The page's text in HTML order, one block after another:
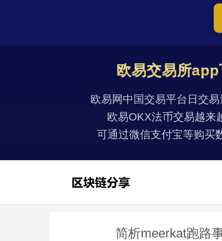
欧易交易所
欧易网中国交易平台日交
欧易OKX法币交易越来
可通过微信支付宝等购买
简析meerkat跑路